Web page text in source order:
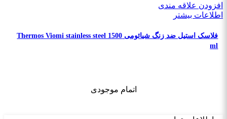
افزودن علاقه مندی
اطلاعات بیشتر
فلاسک استیل ضد زنگ شیائومی Thermos Viomi stainless steel 1500
ml
اتمام موجودی